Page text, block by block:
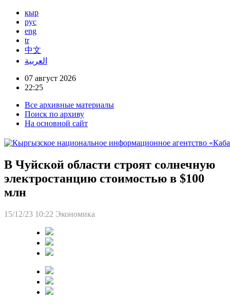
кыр
рус
eng
tr
中文
العربية
07 август 2026
22:25
Все архивные материалы
Поиск по архиву
На основной сайт
В Чуйской области строят солнечную
электростанцию стоимостью в $100
млн
15/12/23 10:22 Экономика